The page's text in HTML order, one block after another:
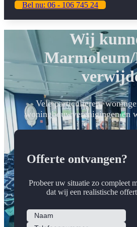
Bel nu: 06 - 106 745 24
Wij
Vele particulieren,
woningbouwverenigingen en
Offerte ontvangen?
Probeer uw situatie zo compleet
dat wij een realistische